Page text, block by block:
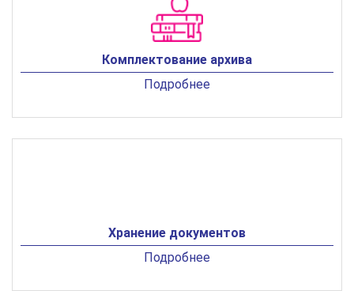
Комплектование архива
Подробнее
Хранение документов
Подробнее